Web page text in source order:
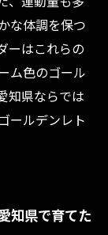
な体調を保つ
ーはこれらの
ム色のゴール
知県ならでは
ールデンレト
知県で育てた